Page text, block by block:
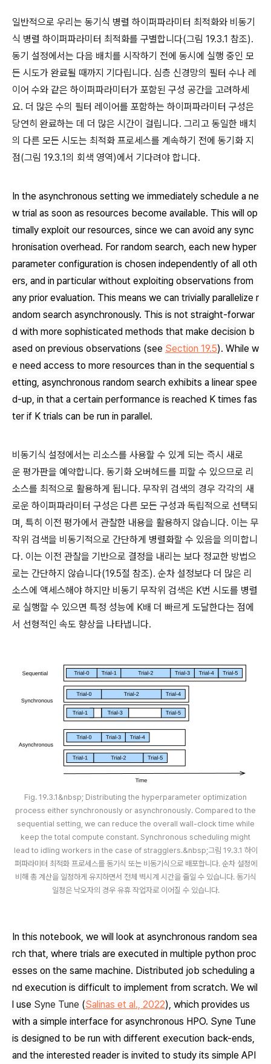
일반적으로 우리는 동기식 병렬 하이퍼파라미터 최적화와 비동기
식 병렬 하이퍼파라미터 최적화를 구별합니다(그림 19.3.1 참조).
동기 설정에서는 다음 배치를 시작하기 전에 동시에 실행 중인 모
든 시도가 완료될 때까지 기다립니다. 심층 신경망의 필터 수나 레
이어 수와 같은 하이퍼파라미터가 포함된 구성 공간을 고려하세
요. 더 많은 수의 필터 레이어를 포함하는 하이퍼파라미터 구성은
당연히 완료하는 데 더 많은 시간이 걸립니다. 그리고 동일한 배치
의 다른 모든 시도는 최적화 프로세스를 계속하기 전에 동기화 지
점(그림 19.3.1의 회색 영역)에서 기다려야 합니다.
In the asynchronous setting we immediately schedule a ne
w trial as soon as resources become available. This will op
timally exploit our resources, since we can avoid any sync
hronisation overhead. For random search, each new hyper
parameter configuration is chosen independently of all oth
ers, and in particular without exploiting observations from
any prior evaluation. This means we can trivially parallelize r
andom search asynchronously. This is not straight-forwar
d with more sophisticated methods that make decision b
ased on previous observations (see Section 19.5). While w
e need access to more resources than in the sequential s
etting, asynchronous random search exhibits a linear spee
d-up, in that a certain performance is reached K times fas
ter if K trials can be run in parallel.
비동기식 설정에서는 리소스를 사용할 수 있게 되는 즉시 새로
운 평가판을 예약합니다. 동기화 오버헤드를 피할 수 있으므로 리
소스를 최적으로 활용하게 됩니다. 무작위 검색의 경우 각각의 새
로운 하이퍼파라미터 구성은 다른 모든 구성과 독립적으로 선택되
며, 특히 이전 평가에서 관찰한 내용을 활용하지 않습니다. 이는 무
작위 검색을 비동기적으로 간단하게 병렬화할 수 있음을 의미합니
다. 이는 이전 관찰을 기반으로 결정을 내리는 보다 정교한 방법으
로는 간단하지 않습니다(19.5절 참조). 순차 설정보다 더 많은 리
소스에 액세스해야 하지만 비동기 무작위 검색은 K번 시도를 병렬
로 실행할 수 있으면 특정 성능에 K배 더 빠르게 도달한다는 점에
서 선형적인 속도 향상을 나타냅니다.
Fig. 19.3.1&nbsp; Distributing the hyperparameter optimization
process either synchronously or asynchronously. Compared to the
sequential setting, we can reduce the overall wall-clock time while
keep the total compute constant. Synchronous scheduling might
lead to idling workers in the case of stragglers.&nbsp;그림 19.3.1 하이
퍼파라미터 최적화 프로세스를 동기식 또는 비동기식으로 배포합니다. 순차 설정에
비해 총 계산을 일정하게 유지하면서 전체 벽시계 시간을 줄일 수 있습니다. 동기식
일정은 낙오자의 경우 유휴 작업자로 이어질 수 있습니다.
In this notebook, we will look at asynchronous random sea
rch that, where trials are executed in multiple python proc
esses on the same machine. Distributed job scheduling a
nd execution is difficult to implement from scratch. We wil
l use Syne Tune (Salinas et al., 2022), which provides us
with a simple interface for asynchronous HPO. Syne Tune
is designed to be run with different execution back-ends,
and the interested reader is invited to study its simple API